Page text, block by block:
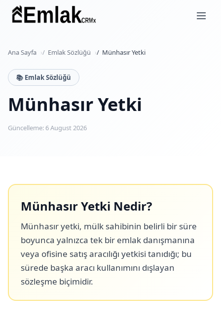
Ana Sayfa Emlak Sözlüğü Münhasır Yetki
📚 Emlak Sözlüğü
Münhasır Yetki
Güncelleme: 6 August 2026
Münhasır Yetki Nedir?
Münhasır yetki, mülk sahibinin belirli bir süre
boyunca yalnızca tek bir emlak danışmanına
veya ofisine satış aracılığı yetkisi tanıdığı; bu
sürede başka aracı kullanımını dışlayan
sözleşme biçimidir.